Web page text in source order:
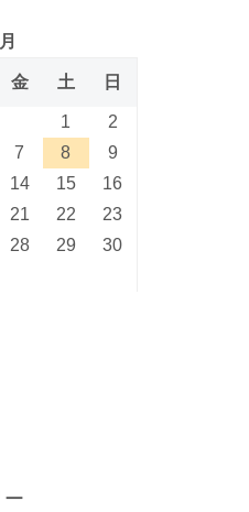
金 土 日
1
2
7 8
9
14 15
16
21 22
23
28 29
30
ー